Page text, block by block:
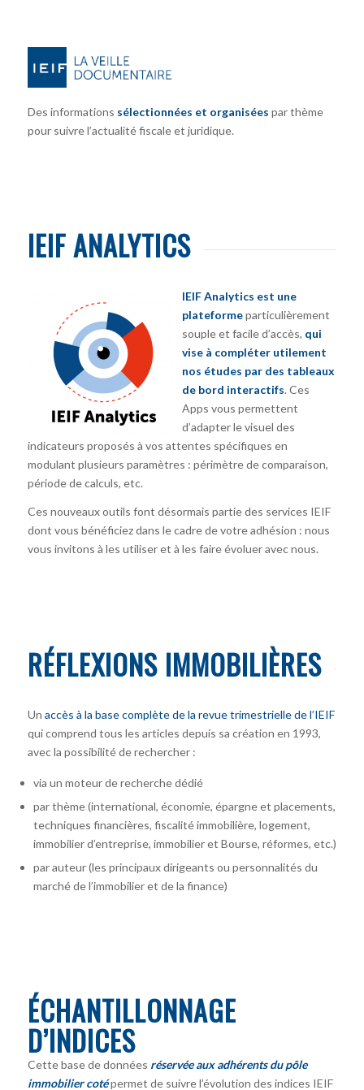
Des informations sélectionnées et organisées par thème
pour suivre l’actualité fiscale et juridique.
IEIF ANALYTICS
IEIF Analytics est une
plateformeparticulièrement
souple et facile d’accès, qui
vise à compléter utilement
nos études par des tableaux
de bord interactifs. Ces
Apps vous permettent
d’adapter le visuel des
indicateurs proposés à vos attentes spécifiques en
modulant plusieurs paramètres : périmètre de comparaison,
période de calculs, etc.
Ces nouveaux outils font désormais partie des services IEIF
dont vous bénéficiez dans le cadre de votre adhésion : nous
vous invitons à les utiliser et à les faire évoluer avec nous.
RÉFLEXIONS IMMOBILIÈRES
Un accès à la base complète de la revue trimestrielle de l’IEIF
qui comprend tous les articles depuis sa création en 1993,
avec la possibilité de rechercher :
via un moteur de recherche dédié
par thème (international, économie, épargne et placements,
techniques financières, fiscalité immobilière, logement,
immobilier d’entreprise, immobilier et Bourse, réformes, etc.)
par auteur (les principaux dirigeants ou personnalités du
marché de l’immobilier et de la finance)
ÉCHANTILLONNAGE
D’INDICES
Cette base de données réservée aux adhérents du pôle
immobilier coté permet de suivre l’évolution des indices IEIF